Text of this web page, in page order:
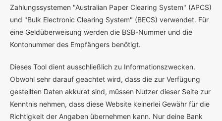
Zahlungssystemen "Australian Paper Clearing System" (APCS)
und "Bulk Electronic Clearing System" (BECS) verwendet. Für
eine Geldüberweisung werden die BSB-Nummer und die
Kontonummer des Empfängers benötigt.
Dieses Tool dient ausschließlich zu Informationszwecken.
Obwohl sehr darauf geachtet wird, dass die zur Verfügung
gestellten Daten akkurat sind, müssen Nutzer dieser Seite zur
Kenntnis nehmen, dass diese Website keinerlei Gewähr für die
Richtigkeit der Angaben übernehmen kann. Nur deine Bank